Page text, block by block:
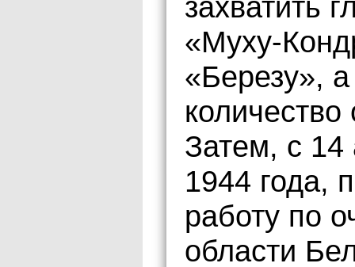
«Муху-
«Березу»,
Затем, с 14
1944 года,
работу по
области